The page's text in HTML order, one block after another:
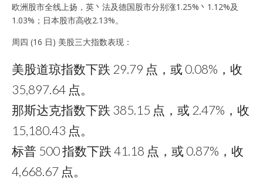
欧洲股市全线上扬，英丶法及德国股市分别涨1.25%丶1.12%及
1.03%；日本股市高收2.13%。
周四 (16 日) 美股三大指数表现：
美股道琼指数下跌 29.79 点，或 0.08%，收
35,897.64 点。
那斯达克指数下跌 385.15 点，或 2.47%，收
15,180.43 点。
标普 500 指数下跌 41.18 点，或 0.87%，收
4,668.67 点。